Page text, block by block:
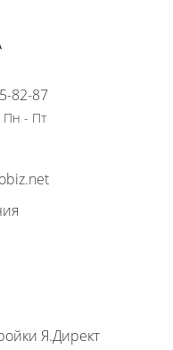
82-87
Пн - Пт
Я.Директ